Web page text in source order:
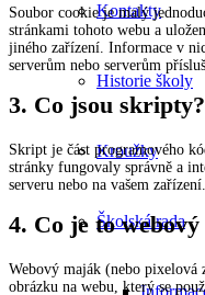
Kontakty
Historie školy
Kroužky
Školská rada
Soubor cookie je malý
stránkami tohoto webu a
jiného zařízení. Informace v
serverům nebo serverům
3. Co jsou skripty?
Skript je část programového
stránky fungovaly správně a
serveru nebo na vašem zařízení.
4. Co je to
Webový maják (nebo pixelová
obrázku na webu, který se